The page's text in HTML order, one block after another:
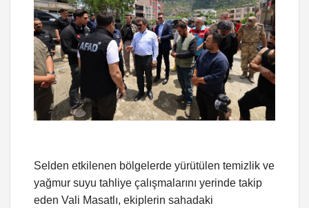
Selden etkilenen bölgelerde yürütülen temizlik ve
yağmur suyu tahliye çalışmalarını yerinde takip
eden Vali Masatlı, ekiplerin sahadaki